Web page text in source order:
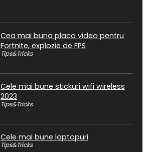
Cea mai buna placa video pentru
Fortnite, explozie de FPS
Tips&Tricks
Cele mai bune stickuri wifi wireless
2023
Tips&Tricks
Cele mai bune laptopuri
Tips&Tricks